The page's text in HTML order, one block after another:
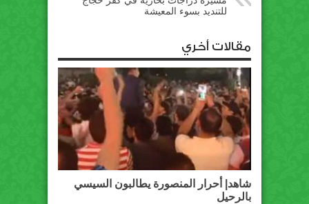
للتنديد بسوء المعيشة
مقالات أخري
شاهد| أحرار المنصورة يطالبون السيسي
بالرحيل